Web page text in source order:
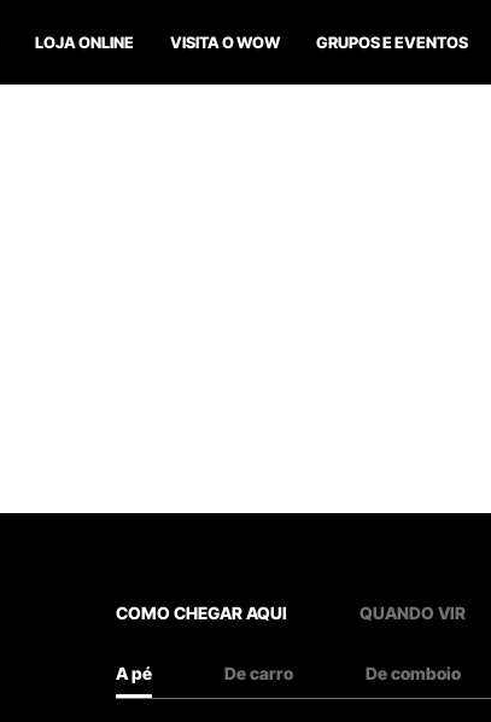
LOJA ONLINE VISITA O WOW GRUPOS E EVENTOS
COMO CHEGAR AQUI QUANDO VIR
A pé De carro De comboio